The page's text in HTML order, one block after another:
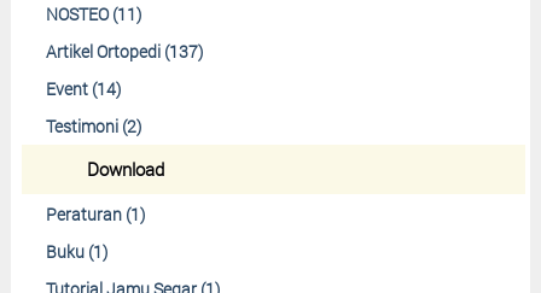
NOSTEO (11)
Artikel Ortopedi (137)
Event (14)
Testimoni (2)
Download
Peraturan (1)
Buku (1)
Tutorial Jamu Segar (1)